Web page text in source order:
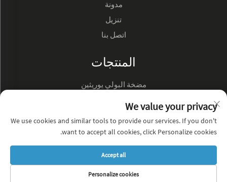
مدونة
تنزيل
اتصل بنا
المنتجات
مضخة البولي يوريثين
عن الشركة
المدونة
We value your privacy
We use cookies and similar tools to provide our services. If you don't
want to accept all cookies, click Personalize cookies.
Personalize cookies
Accept all